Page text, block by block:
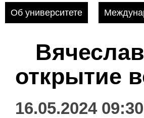
Об университете
открытие
16.05.2024